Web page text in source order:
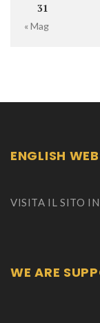
31
« Mag
ENGLISH
VISITA IL SITO
WE ARE